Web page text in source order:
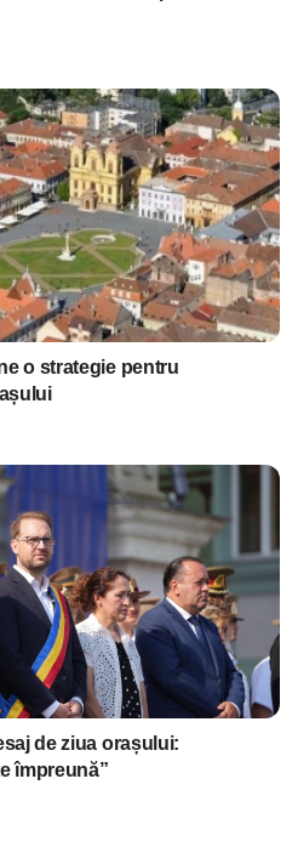
o strategie pentru
de ziua orașului:
împreună”